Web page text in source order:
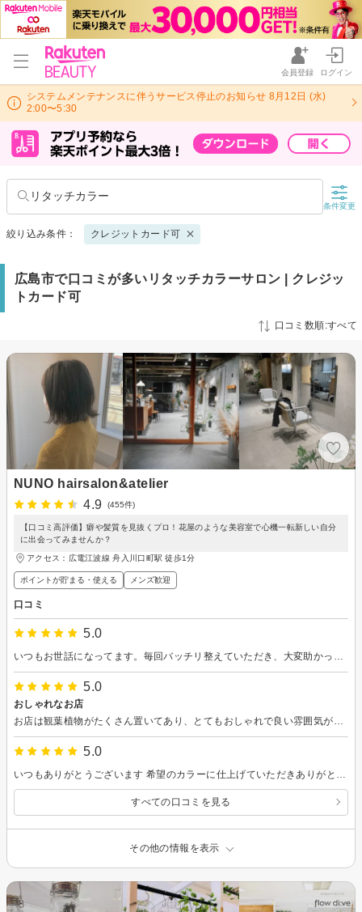
会員登録 ログイン
システムメンテナンスに伴うサービス停止のお知らせ 8月12日 (水)
2:00〜5:30
リタッチカラー
条件変更
絞り込み条件： クレジットカード可
広島市で口コミが多いリタッチカラーサロン | クレジッ
トカード可
口コミ数順:すべて
NUNO hairsalon&atelier
4.9
(455件)
【口コミ高評価】癖や髪質を見抜くプロ！花屋のような美容室で心機一転新しい自分
に出会ってみませんか？
アクセス：広電江波線 舟入川口町駅 徒歩1分
ポイントが貯まる・使える メンズ歓迎
口コミ
5.0
5.0
おしゃれなお店
5.0
すべての口コミを見る
その他の情報を表示